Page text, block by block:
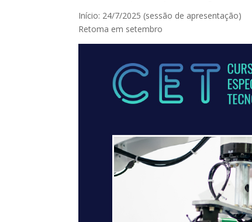
Início: 24/7/2025 (sessão de apresentação)
Retoma em setembro